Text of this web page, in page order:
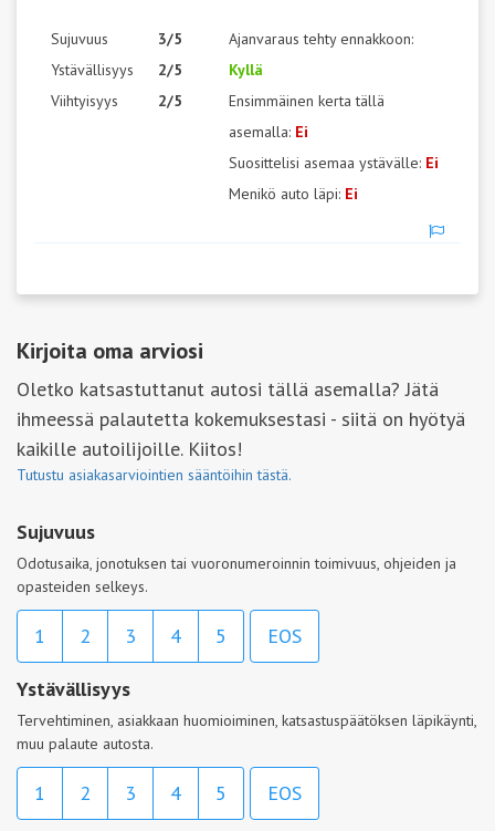
Sujuvuus
Ystävällisyys
Viihtyisyys
3/5
2/5
2/5
Ajanvaraus tehty ennakkoon:
Kyllä
Ensimmäinen kerta tällä
asemalla: Ei
Suosittelisi asemaa ystävälle: Ei
Menikö auto läpi: Ei
Kirjoita oma arviosi
Oletko katsastuttanut autosi tällä asemalla? Jätä
ihmeessä palautetta kokemuksestasi - siitä on hyötyä
kaikille autoilijoille. Kiitos!
Tutustu asiakasarviointien sääntöihin tästä.
Sujuvuus
Odotusaika, jonotuksen tai vuoronumeroinnin toimivuus, ohjeiden ja
opasteiden selkeys.
1 2 3 4 5 EOS
Ystävällisyys
Tervehtiminen, asiakkaan huomioiminen, katsastuspäätöksen läpikäynti,
muu palaute autosta.
1 2 3 4 5 EOS